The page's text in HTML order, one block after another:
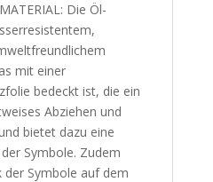
Die Öl-
mit einer
bedeckt ist, die ein
Abziehen und
bietet dazu eine
Symbole. Zudem
Symbole auf dem